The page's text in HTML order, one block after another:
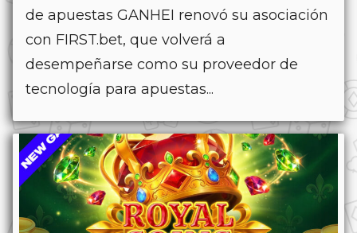
de apuestas GANHEI renovó su asociación
con FIRST.bet, que volverá a
desempeñarse como su proveedor de
tecnología para apuestas...